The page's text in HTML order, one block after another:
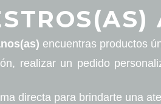
encuentras productos
realizar un pedido
directa para brindarte una